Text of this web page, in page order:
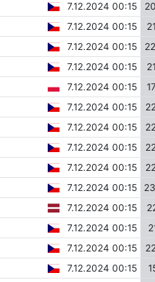
7.12.2024 00:15
7.12.2024 00:15
7.12.2024 00:15
7.12.2024 00:15
7.12.2024 00:15
7.12.2024 00:15
7.12.2024 00:15
7.12.2024 00:15
7.12.2024 00:15
7.12.2024 00:15
7.12.2024 00:15
7.12.2024 00:15
7.12.2024 00:15
7.12.2024 00:15